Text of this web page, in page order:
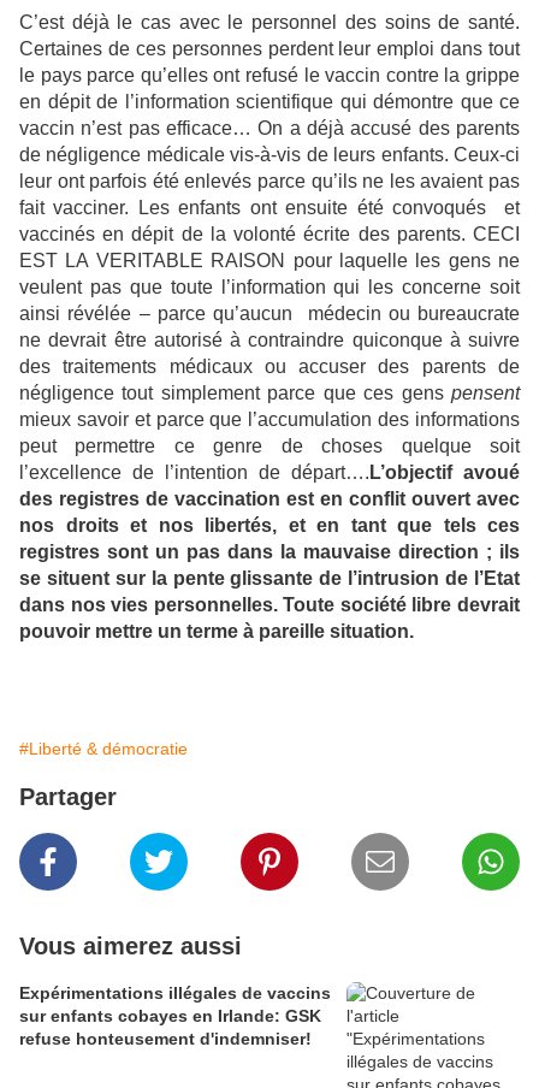
C’est déjà le cas avec le personnel des soins de santé.
Certaines de ces personnes perdent leur emploi dans tout
le pays parce qu’elles ont refusé le vaccin contre la grippe
en dépit de l’information scientifique qui démontre que ce
vaccin n’est pas efficace… On a déjà accusé des parents
de négligence médicale vis-à-vis de leurs enfants. Ceux-ci
leur ont parfois été enlevés parce qu’ils ne les avaient pas
fait vacciner. Les enfants ont ensuite été convoqués
et
vaccinés en dépit de la volonté écrite des parents. CECI
EST LA VERITABLE RAISON pour laquelle les gens ne
veulent pas que toute l’information qui les concerne soit
ainsi révélée – parce qu’aucun
médecin ou bureaucrate
ne devrait être autorisé à contraindre quiconque à suivre
des traitements médicaux ou accuser des parents de
négligence tout simplement parce que ces gens pensent
mieux savoir et parce que l’accumulation des informations
peut permettre ce genre de choses quelque soit
l’excellence de l’intention de départ…. L’objectif avoué
des registres de vaccination est en conflit ouvert avec
nos droits et nos libertés, et en tant que tels ces
registres sont un pas dans la mauvaise direction ; ils
se situent sur la pente glissante de l’intrusion de l’Etat
dans nos vies personnelles. Toute société libre devrait
pouvoir mettre un terme à pareille situation.
#Liberté & démocratie
Partager
Vous aimerez aussi
Expérimentations illégales de vaccins
sur enfants cobayes en Irlande: GSK
refuse honteusement d'indemniser!